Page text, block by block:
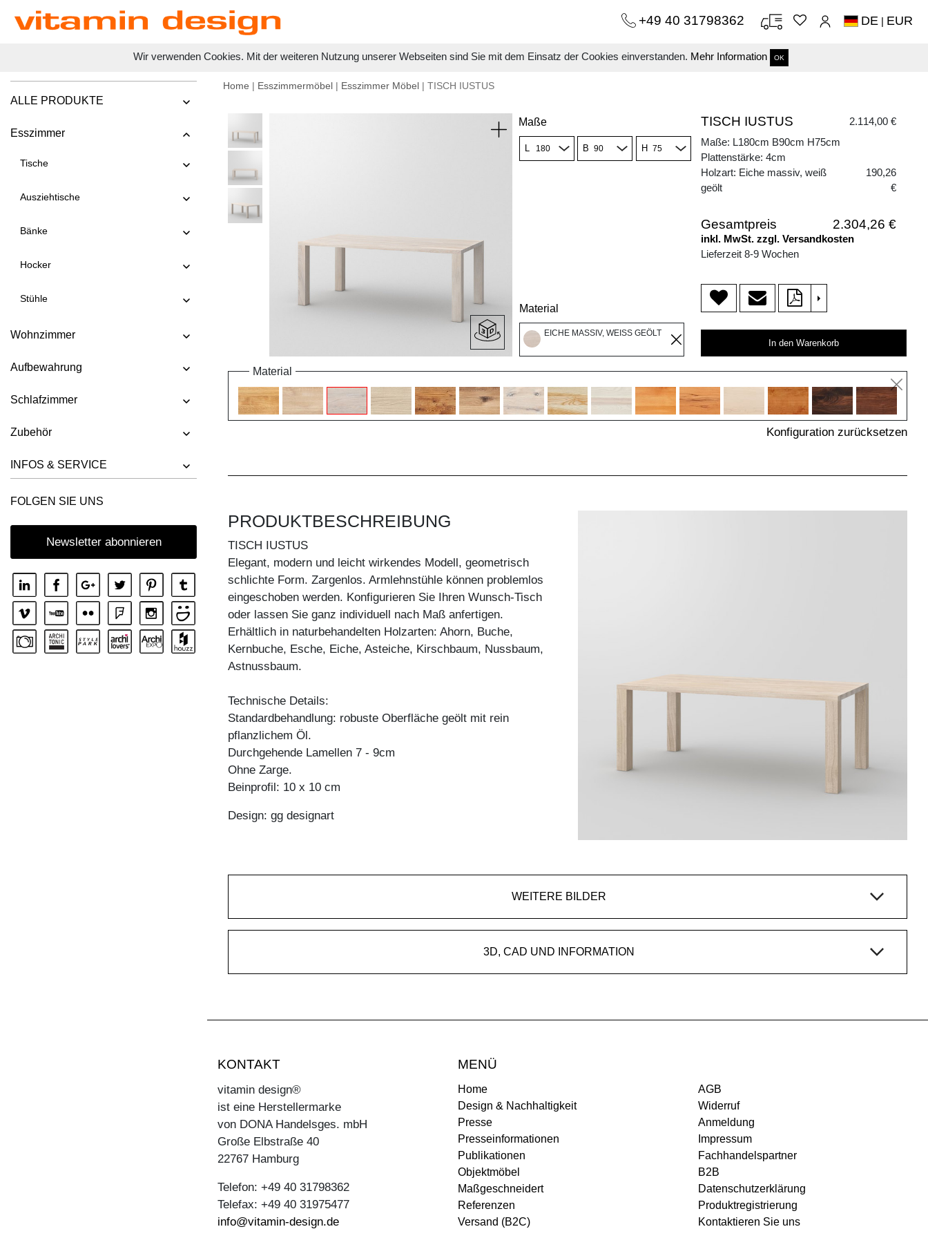
Wir verwenden Cookies. Mit der weiteren Nutzung unserer Webseiten sind Sie mit dem Einsatz der Cookies einverstanden. Mehr Information OK
+49 40 31798362 DE | EUR
ALLE PRODUKTE
Esszimmer
Tische
Ausziehtische
Bänke
Hocker
Stühle
Wohnzimmer
Aufbewahrung
Schlafzimmer
Zubehör
INFOS & SERVICE
FOLGEN SIE UNS
Newsletter abonnieren
Home | Esszimmermöbel | Esszimmer Möbel | TISCH IUSTUS
Maße
L B H
Material
EICHE MASSIV, WEISS GEÖLT
TISCH IUSTUS
2.114,00 €
Maße: L180cm B90cm H75cm
Plattenstärke: 4cm
Holzart: Eiche massiv, weiß
geölt
190,26
€
Gesamtpreis 2.304,26 €
inkl. MwSt. zzgl. Versandkosten
Lieferzeit 8-9 Wochen
>
In den Warenkorb
Material
Konfiguration zurücksetzen
PRODUKTBESCHREIBUNG
TISCH IUSTUS
Elegant, modern und leicht wirkendes Modell, geometrisch
schlichte Form. Zargenlos. Armlehnstühle können problemlos
eingeschoben werden. Konfigurieren Sie Ihren Wunsch-Tisch
oder lassen Sie ganz individuell nach Maß anfertigen.
Erhältlich in naturbehandelten Holzarten: Ahorn, Buche,
Kernbuche, Esche, Eiche, Asteiche, Kirschbaum, Nussbaum,
Astnussbaum.
Technische Details:
Standardbehandlung: robuste Oberfläche geölt mit rein
pflanzlichem Öl.
Durchgehende Lamellen 7 - 9cm
Ohne Zarge.
Beinprofil: 10 x 10 cm
Design: gg designart
WEITERE BILDER
3D, CAD UND INFORMATION
KONTAKT
vitamin design®
ist eine Herstellermarke
von DONA Handelsges. mbH
Große Elbstraße 40
22767 Hamburg
Telefon: +49 40 31798362
Telefax: +49 40 31975477
info@vitamin-design.de
MENÜ
Home
Design & Nachhaltigkeit
Presse
Presseinformationen
Publikationen
Objektmöbel
Maßgeschneidert
Referenzen
Versand (B2C)
AGB
Widerruf
Anmeldung
Impressum
Fachhandelspartner
B2B
Datenschutzerklärung
Produktregistrierung
Kontaktieren Sie uns